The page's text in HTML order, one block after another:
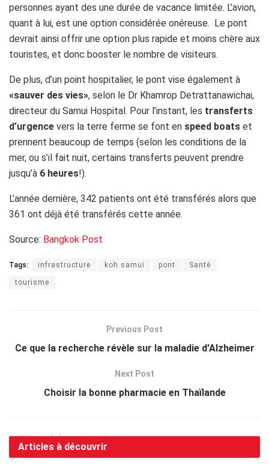
personnes ayant des une durée de vacance limitée. L’avion,
quant à lui, est une option considérée onéreuse. Le pont
devrait ainsi offrir une option plus rapide et moins chère aux
touristes, et donc booster le nombre de visiteurs.
De plus, d’un point hospitalier, le pont vise également à
«sauver des vies», selon le Dr Khamrop Detrattanawichai,
directeur du Samui Hospital. Pour l’instant, les transferts
d’urgence vers la terre ferme se font en speed boats et
prennent beaucoup de temps (selon les conditions de la
mer, ou s’il fait nuit, certains transferts peuvent prendre
jusqu’à 6 heures!).
L’année dernière, 342 patients ont été transférés alors que
361 ont déjà été transférés cette année.
Source: Bangkok Post
Tags: infrastructure koh samui pont Santé
tourisme
Previous Post
Ce que la recherche révèle sur la maladie d’Alzheimer
Next Post
Choisir la bonne pharmacie en Thaïlande
Articles à découvrir